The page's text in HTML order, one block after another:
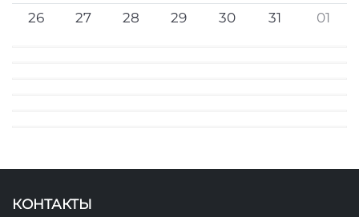
26
27 28 29 30 31 01
КОНТАКТЫ